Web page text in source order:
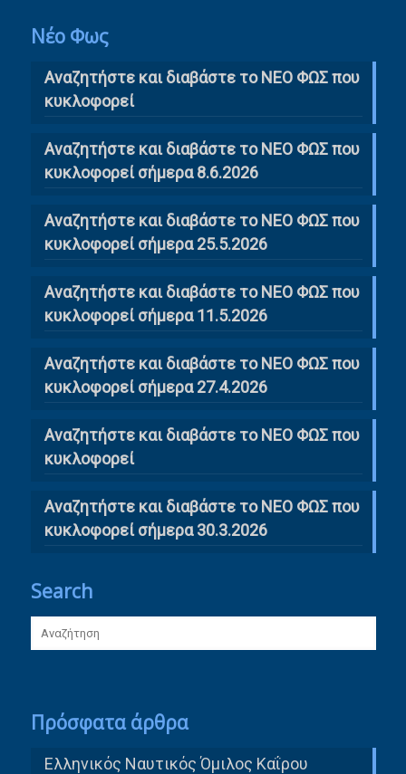
Νέο Φως
Αναζητήστε και διαβάστε το NΕΟ ΦΩΣ που
κυκλοφορεί
Αναζητήστε και διαβάστε το ΝΕΟ ΦΩΣ που
κυκλοφορεί σήμερα 8.6.2026
Αναζητήστε και διαβάστε το ΝΕΟ ΦΩΣ που
κυκλοφορεί σήμερα 25.5.2026
Αναζητήστε και διαβάστε το ΝΕΟ ΦΩΣ που
κυκλοφορεί σήμερα 11.5.2026
Αναζητήστε και διαβάστε το ΝΕΟ ΦΩΣ που
κυκλοφορεί σήμερα 27.4.2026
Αναζητήστε και διαβάστε το ΝΕΟ ΦΩΣ που
κυκλοφορεί
Αναζητήστε και διαβάστε το ΝΕΟ ΦΩΣ που
κυκλοφορεί σήμερα 30.3.2026
Search
Πρόσφατα άρθρα
Ελληνικός Ναυτικός Όμιλος Καΐρου